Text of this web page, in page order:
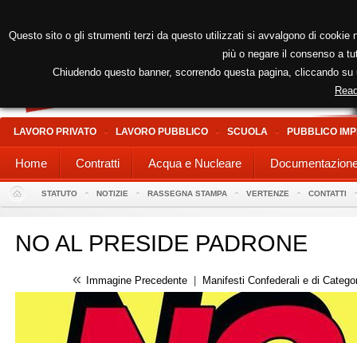
LAVORO PRIVATO LAVORO PUBBLICO SCUOLA PUBBLICO
Home Contratti Acqua e Nucleare
STATUTO NOTIZIE RASSEGNA STAMPA VERTENZE CONTATTI
NO AL PRESIDE PADRONE
« Immagine Precedente Manifesti Confederali e di
Questo sito o gli strumenti terzi da questo utilizzati si avvalgono di
più o negare il consenso a
Chiudendo questo banner, scorrendo questa pagina, cliccando